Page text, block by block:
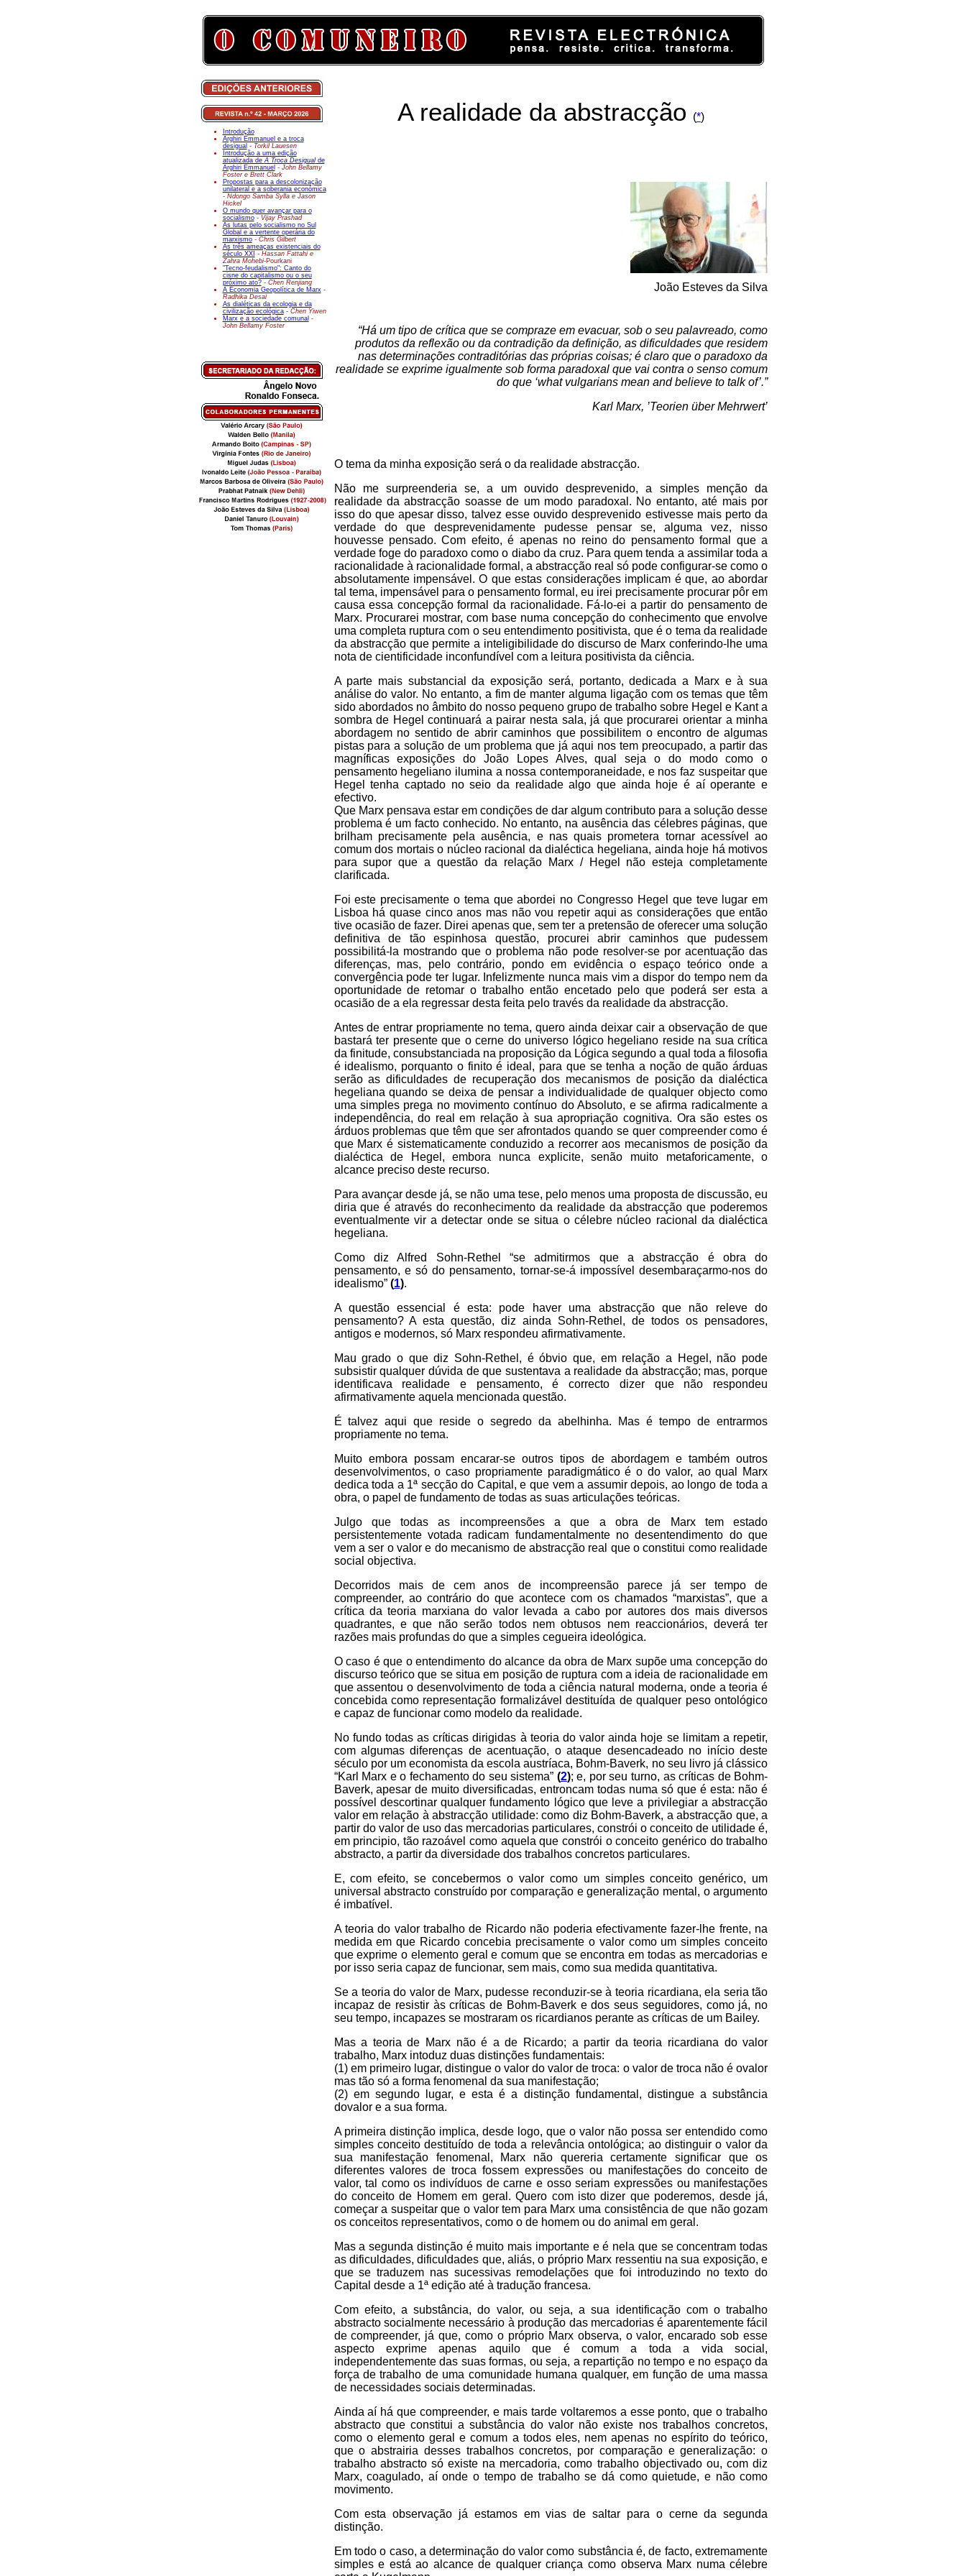
Introdução
Arghiri Emmanuel e a troca
desigual - Torkil Lauesen
Introdução a uma edição
atualizada deA Troca Desigualde
Arghiri Emmanuel - John Bellamy
Foster e Brett Clark
Propostas para a descolonização
unilateral e a soberania económica
- Ndongo Samba Sylla e Jason
Hickel
O mundo quer avançar para o
socialismo- Vijay Prashad
As lutas pelo socialismo no Sul
Global e a vertente operária do
marxismo- Chris Gilbert
As três ameaças existenciais do
século XXI - Hassan Fattahi e
Zahra Mohebi-Pourkani
"Tecno-feudalismo": Canto do
cisne do capitalismo ou o seu
próximo ato? - Chen Renjiang
A Economia Geopolítica de Marx-
Radhika Desai
As dialéticas da ecologia e da
civilização ecológica - Chen Yiwen
Marx e a sociedade comunal -
John Bellamy Foster
A realidade da abstracção (*)
João Esteves da Silva
“Há um tipo de crítica que se compraze em evacuar, sob o seu palavreado, como
produtos da reflexão ou da contradição da definição, as dificuldades que residem
nas determinações contraditórias das próprias coisas; é claro que o paradoxo da
realidade se exprime igualmente sob forma paradoxal que vai contra o senso comum
do que ‘what vulgarians mean and believe to talk of’.”
Karl Marx, ’Teorien über Mehrwert’
O tema da minha exposição será o da realidade abstracção.
Não me surpreenderia se, a um ouvido desprevenido, a simples menção da
realidade da abstracção soasse de um modo paradoxal. No entanto, até mais por
isso do que apesar disso, talvez esse ouvido desprevenido estivesse mais perto da
verdade do que desprevenidamente pudesse pensar se, alguma vez, nisso
houvesse pensado. Com efeito, é apenas no reino do pensamento formal que a
verdade foge do paradoxo como o diabo da cruz. Para quem tenda a assimilar toda a
racionalidade à racionalidade formal, a abstracção real só pode configurar-se como o
absolutamente impensável. O que estas considerações implicam é que, ao abordar
tal tema, impensável para o pensamento formal, eu irei precisamente procurar pôr em
causa essa concepção formal da racionalidade. Fá-lo-ei a partir do pensamento de
Marx. Procurarei mostrar, com base numa concepção do conhecimento que envolve
uma completa ruptura com o seu entendimento positivista, que é o tema da realidade
da abstracção que permite a inteligibilidade do discurso de Marx conferindo-lhe uma
nota de cientificidade inconfundível com a leitura positivista da ciência.
A parte mais substancial da exposição será, portanto, dedicada a Marx e à sua
análise do valor. No entanto, a fim de manter alguma ligação com os temas que têm
sido abordados no âmbito do nosso pequeno grupo de trabalho sobre Hegel e Kant a
sombra de Hegel continuará a pairar nesta sala, já que procurarei orientar a minha
abordagem no sentido de abrir caminhos que possibilitem o encontro de algumas
pistas para a solução de um problema que já aqui nos tem preocupado, a partir das
magníficas exposições do João Lopes Alves, qual seja o do modo como o
pensamento hegeliano ilumina a nossa contemporaneidade, e nos faz suspeitar que
Hegel tenha captado no seio da realidade algo que ainda hoje é aí operante e
efectivo.
Que Marx pensava estar em condições de dar algum contributo para a solução desse
problema é um facto conhecido. No entanto, na ausência das célebres páginas, que
brilham precisamente pela ausência, e nas quais prometera tornar acessível ao
comum dos mortais o núcleo racional da dialéctica hegeliana, ainda hoje há motivos
para supor que a questão da relação Marx / Hegel não esteja completamente
clarificada.
Foi este precisamente o tema que abordei no Congresso Hegel que teve lugar em
Lisboa há quase cinco anos mas não vou repetir aqui as considerações que então
tive ocasião de fazer. Direi apenas que, sem ter a pretensão de oferecer uma solução
definitiva de tão espinhosa questão, procurei abrir caminhos que pudessem
possibilitá-la mostrando que o problema não pode resolver-se por acentuação das
diferenças, mas, pelo contrário, pondo em evidência o espaço teórico onde a
convergência pode ter lugar. Infelizmente nunca mais vim a dispor do tempo nem da
oportunidade de retomar o trabalho então encetado pelo que poderá ser esta a
ocasião de a ela regressar desta feita pelo través da realidade da abstracção.
Antes de entrar propriamente no tema, quero ainda deixar cair a observação de que
bastará ter presente que o cerne do universo lógico hegeliano reside na sua crítica
da finitude, consubstanciada na proposição da Lógica segundo a qual toda a filosofia
é idealismo, porquanto o finito é ideal, para que se tenha a noção de quão árduas
serão as dificuldades de recuperação dos mecanismos de posição da dialéctica
hegeliana quando se deixa de pensar a individualidade de qualquer objecto como
uma simples prega no movimento contínuo do Absoluto, e se afirma radicalmente a
independência, do real em relação à sua apropriação cognitiva. Ora são estes os
árduos problemas que têm que ser afrontados quando se quer compreender como é
que Marx é sistematicamente conduzido a recorrer aos mecanismos de posição da
dialéctica de Hegel, embora nunca explicite, senão muito metaforicamente, o
alcance preciso deste recurso.
Para avançar desde já, se não uma tese, pelo menos uma proposta de discussão, eu
diria que é através do reconhecimento da realidade da abstracção que poderemos
eventualmente vir a detectar onde se situa o célebre núcleo racional da dialéctica
hegeliana.
Como diz Alfred Sohn-Rethel “se admitirmos que a abstracção é obra do
pensamento, e só do pensamento, tornar-se-á impossível desembaraçarmo-nos do
idealismo” (1).
A questão essencial é esta: pode haver uma abstracção que não releve do
pensamento? A esta questão, diz ainda Sohn-Rethel, de todos os pensadores,
antigos e modernos, só Marx respondeu afirmativamente.
Mau grado o que diz Sohn-Rethel, é óbvio que, em relação a Hegel, não pode
subsistir qualquer dúvida de que sustentava a realidade da abstracção; mas, porque
identificava realidade e pensamento, é correcto dizer que não respondeu
afirmativamente aquela mencionada questão.
É talvez aqui que reside o segredo da abelhinha. Mas é tempo de entrarmos
propriamente no tema.
Muito embora possam encarar-se outros tipos de abordagem e também outros
desenvolvimentos, o caso propriamente paradigmático é o do valor, ao qual Marx
dedica toda a 1ª secção do Capital, e que vem a assumir depois, ao longo de toda a
obra, o papel de fundamento de todas as suas articulações teóricas.
Julgo que todas as incompreensões a que a obra de Marx tem estado
persistentemente votada radicam fundamentalmente no desentendimento do que
vem a ser o valor e do mecanismo de abstracção real que o constitui como realidade
social objectiva.
Decorridos mais de cem anos de incompreensão parece já ser tempo de
compreender, ao contrário do que acontece com os chamados “marxistas”, que a
crítica da teoria marxiana do valor levada a cabo por autores dos mais diversos
quadrantes, e que não serão todos nem obtusos nem reaccionários, deverá ter
razões mais profundas do que a simples cegueira ideológica.
O caso é que o entendimento do alcance da obra de Marx supõe uma concepção do
discurso teórico que se situa em posição de ruptura com a ideia de racionalidade em
que assentou o desenvolvimento de toda a ciência natural moderna, onde a teoria é
concebida como representação formalizável destituída de qualquer peso ontológico
e capaz de funcionar como modelo da realidade.
No fundo todas as críticas dirigidas à teoria do valor ainda hoje se limitam a repetir,
com algumas diferenças de acentuação, o ataque desencadeado no início deste
século por um economista da escola austríaca, Bohm-Baverk, no seu livro já clássico
“Karl Marx e o fechamento do seu sistema” (2); e, por seu turno, as críticas de Bohm-
Baverk, apesar de muito diversificadas, entroncam todas numa só que é esta: não é
possível descortinar qualquer fundamento lógico que leve a privilegiar a abstracção
valor em relação à abstracção utilidade: como diz Bohm-Baverk, a abstracção que, a
partir do valor de uso das mercadorias particulares, constrói o conceito de utilidade é,
em principio, tão razoável como aquela que constrói o conceito genérico do trabalho
abstracto, a partir da diversidade dos trabalhos concretos particulares.
E, com efeito, se concebermos o valor como um simples conceito genérico, um
universal abstracto construído por comparação e generalização mental, o argumento
é imbatível.
A teoria do valor trabalho de Ricardo não poderia efectivamente fazer-lhe frente, na
medida em que Ricardo concebia precisamente o valor como um simples conceito
que exprime o elemento geral e comum que se encontra em todas as mercadorias e
por isso seria capaz de funcionar, sem mais, como sua medida quantitativa.
Se a teoria do valor de Marx, pudesse reconduzir-se à teoria ricardiana, ela seria tão
incapaz de resistir às críticas de Bohm-Baverk e dos seus seguidores, como já, no
seu tempo, incapazes se mostraram os ricardianos perante as críticas de um Bailey.
Mas a teoria de Marx não é a de Ricardo; a partir da teoria ricardiana do valor
trabalho, Marx intoduz duas distinções fundamentais:
(1) em primeiro lugar, distingue o valor do valor de troca: o valor de troca não é ovalor
mas tão só a forma fenomenal da sua manifestação;
(2) em segundo lugar, e esta é a distinção fundamental, distingue a substância
dovalor e a sua forma.
A primeira distinção implica, desde logo, que o valor não possa ser entendido como
simples conceito destituído de toda a relevância ontológica; ao distinguir o valor da
sua manifestação fenomenal, Marx não quereria certamente significar que os
diferentes valores de troca fossem expressões ou manifestações do conceito de
valor, tal como os indivíduos de carne e osso seriam expressões ou manifestações
do conceito de Homem em geral. Quero com isto dizer que poderemos, desde já,
começar a suspeitar que o valor tem para Marx uma consistência de que não gozam
os conceitos representativos, como o de homem ou do animal em geral.
Mas a segunda distinção é muito mais importante e é nela que se concentram todas
as dificuldades, dificuldades que, aliás, o próprio Marx ressentiu na sua exposição, e
que se traduzem nas sucessivas remodelações que foi introduzindo no texto do
Capital desde a 1ª edição até à tradução francesa.
Com efeito, a substância, do valor, ou seja, a sua identificação com o trabalho
abstracto socialmente necessário à produção das mercadorias é aparentemente fácil
de compreender, já que, como o próprio Marx observa, o valor, encarado sob esse
aspecto exprime apenas aquilo que é comum a toda a vida social,
independentemente das suas formas, ou seja, a repartição no tempo e no espaço da
força de trabalho de uma comunidade humana qualquer, em função de uma massa
de necessidades sociais determinadas.
Ainda aí há que compreender, e mais tarde voltaremos a esse ponto, que o trabalho
abstracto que constitui a substância do valor não existe nos trabalhos concretos,
como o elemento geral e comum a todos eles, nem apenas no espírito do teórico,
que o abstrairia desses trabalhos concretos, por comparação e generalização: o
trabalho abstracto só existe na mercadoria, como trabalho objectivado ou, com diz
Marx, coagulado, aí onde o tempo de trabalho se dá como quietude, e não como
movimento.
Com esta observação já estamos em vias de saltar para o cerne da segunda
distinção.
Em todo o caso, a determinação do valor como substância é, de facto, extremamente
simples e está ao alcance de qualquer criança como observa Marx numa célebre